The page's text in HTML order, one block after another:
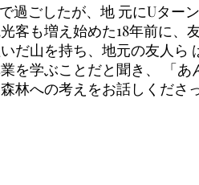
過ごしたが、地 元にUター
客も増え始めた18年前に、
だ山を持ち、地元の友人ら
を学ぶことだと聞き、 「あ
林への考えをお話しくださっ